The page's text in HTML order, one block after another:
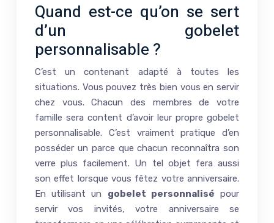
Quand est-ce qu’on se sert
d’un gobelet
personnalisable ?
C’est un contenant adapté à toutes les
situations. Vous pouvez très bien vous en servir
chez vous. Chacun des membres de votre
famille sera content d’avoir leur propre gobelet
personnalisable. C’est vraiment pratique d’en
posséder un parce que chacun reconnaîtra son
verre plus facilement. Un tel objet fera aussi
son effet lorsque vous fêtez votre anniversaire.
En utilisant un gobelet personnalisé pour
servir vos invités, votre anniversaire se